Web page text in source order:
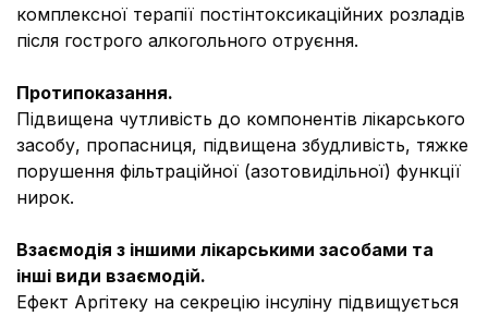
комплексної терапії постінтоксикаційних розладів
після гострого алкогольного отруєння.
Протипоказання.
Підвищена чутливість до компонентів лікарського
засобу, пропасниця, підвищена збудливість, тяжке
порушення фільтраційної (азотовидільної) функції
нирок.
Взаємодія з іншими лікарськими засобами та
інші види взаємодій.
Ефект Аргітеку на секрецію інсуліну підвищується